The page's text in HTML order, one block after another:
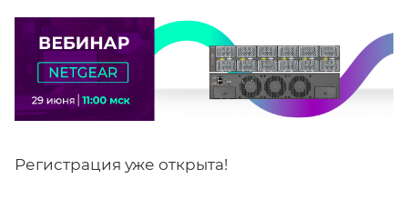
Регистрация уже открыта!